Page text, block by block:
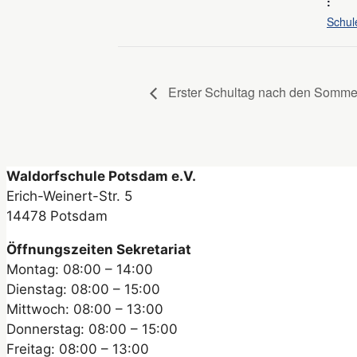
Erster Schultag nach den
Waldorfschule Potsdam e.V.
Erich-Weinert-Str. 5
14478 Potsdam
Öffnungszeiten Sekretariat
Montag: 08:00 – 14:00
Dienstag: 08:00 – 15:00
Mittwoch: 08:00 – 13:00
Donnerstag: 08:00 – 15:00
Freitag: 08:00 – 13:00